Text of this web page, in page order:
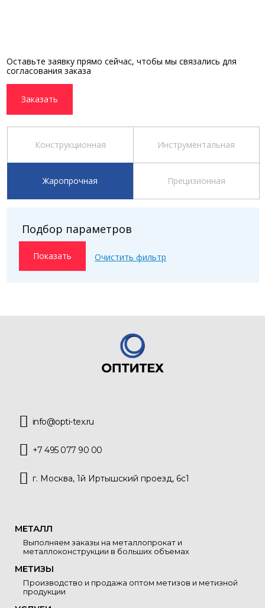
Оставьте заявку прямо сейчас, чтобы мы связались для
согласования заказа
Заказать
Конструкционная Инструментальная
Жаропрочная Прецизионная
Подбор параметров
info@opti-tex.ru
+7 495 077 90 00
г. Москва, 1й Иртышский проезд, 6с1
МЕТАЛЛ
Выполняем заказы на металлопрокат и
металлоконструкции в больших объемах
МЕТИЗЫ
Производство и продажа оптом метизов и метизной
продукции